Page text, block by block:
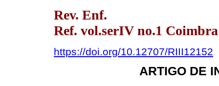
Rev. Enf.
Ref. vol.serIV no.1
https://doi.org/10.12707/RIII12152
ARTIGO DE